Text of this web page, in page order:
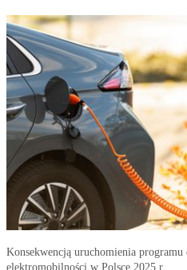
Konsekwencją uruchomienia programu
elektromobilności w Polsce 2025 r.